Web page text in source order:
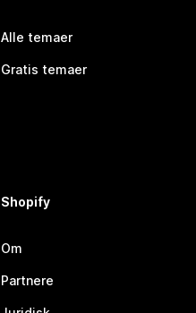
Alle temaer
Gratis temaer
Shopify
Om
Partnere